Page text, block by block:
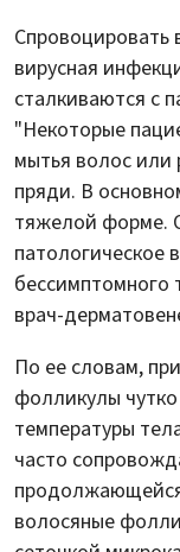
вирусная
сталкиваются с
"Некоторые
мытья волос или
пряди. В
тяжелой форме.
патологическое
бессимптомного
врач-
По ее словам,
фолликулы
температуры
часто
волосяные